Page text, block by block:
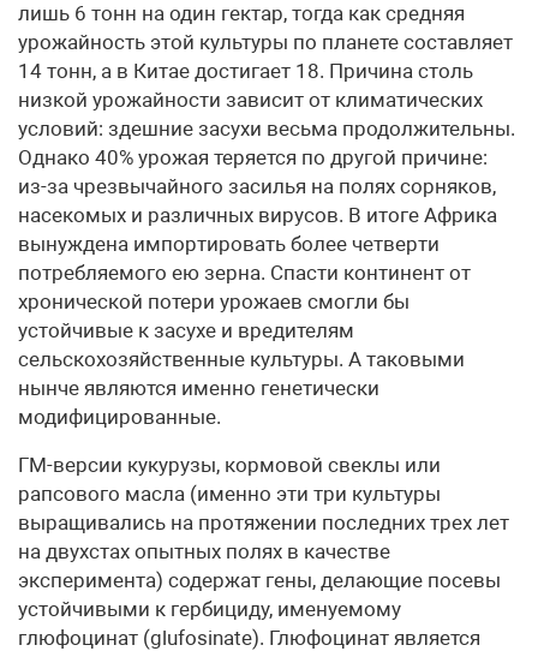
лишь 6 тонн на один гектар, тогда как средняя
урожайность этой культуры по планете составляет
14 тонн, а в Китае достигает 18. Причина столь
низкой урожайности зависит от климатических
условий: здешние засухи весьма продолжительны.
Однако 40% урожая теряется по другой причине:
из-за чрезвычайного засилья на полях сорняков,
насекомых и различных вирусов. В итоге Африка
вынуждена импортировать более четверти
потребляемого ею зерна. Спасти континент от
хронической потери урожаев смогли бы
устойчивые к засухе и вредителям
сельскохозяйственные культуры. А таковыми
нынче являются именно генетически
модифицированные.
ГМ-версии кукурузы, кормовой свеклы или
рапсового масла (именно эти три культуры
выращивались на протяжении последних трех лет
на двухстах опытных полях в качестве
эксперимента) содержат гены, делающие посевы
устойчивыми к гербициду, именуемому
глюфоцинат (glufosinate). Глюфоцинат является